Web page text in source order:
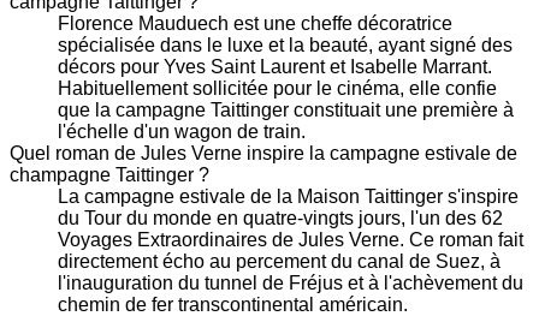
Florence Mauduech est une cheffe décoratrice
spécialisée dans le luxe et la beauté, ayant signé des
décors pour Yves Saint Laurent et Isabelle Marrant.
Habituellement sollicitée pour le cinéma, elle confie
que la campagne Taittinger constituait une première à
l'échelle d'un wagon de train.
Quel roman de Jules Verne inspire la campagne estivale de
champagne Taittinger ?
La campagne estivale de la Maison Taittinger s'inspire
du Tour du monde en quatre-vingts jours, l'un des 62
Voyages Extraordinaires de Jules Verne. Ce roman fait
directement écho au percement du canal de Suez, à
l'inauguration du tunnel de Fréjus et à l'achèvement du
chemin de fer transcontinental américain.